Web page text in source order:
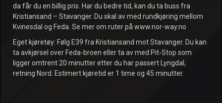
da får du en billig pris. Har du bedre tid, kan du ta buss fra
Kristiansand – Stavanger. Du skal av med rundkjøring mellom
Kvinesdal og Feda. Se mer om ruter på www.nor-way.no
Eget kjøretøy: Følg E39 fra Kristiansand mot Stavanger. Du kan
ta avkjørsel over Feda-broen eller ta av med Pit-Stop som
ligger omtrent 20 minutter etter du har passert Lyngdal,
retning Nord. Estimert kjøretid er 1 time og 45 minutter.